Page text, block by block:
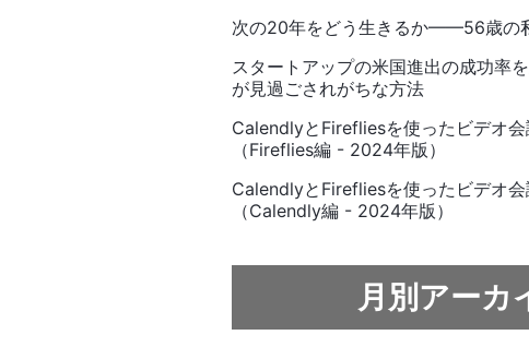
次の20年をどう生きるか——56歳の
スタートアップの米国進出の成功率
が見過ごされがちな方法
CalendlyとFirefliesを使ったビデオ
（Fireflies編 - 2024年版）
CalendlyとFirefliesを使ったビデオ
（Calendly編 - 2024年版）
月別アーカ